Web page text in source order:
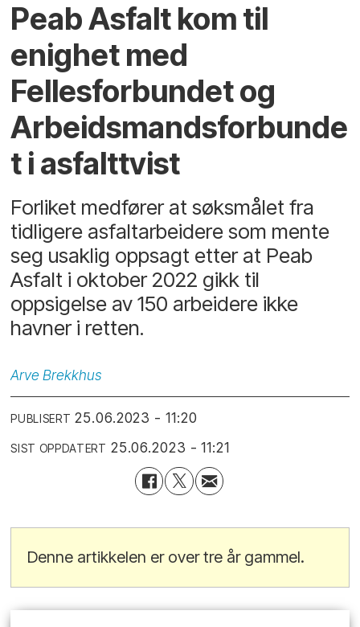
Peab Asfalt kom til
enighet med
Fellesforbundet og
Arbeidsmandsforbunde
t i asfalttvist
Forliket medfører at søksmålet fra
tidligere asfaltarbeidere som mente
seg usaklig oppsagt etter at Peab
Asfalt i oktober 2022 gikk til
oppsigelse av 150 arbeidere ikke
havner i retten.
Arve Brekkhus
PUBLISERT 25.06.2023 - 11:20
SIST OPPDATERT 25.06.2023 - 11:21
Denne artikkelen er over tre år gammel.